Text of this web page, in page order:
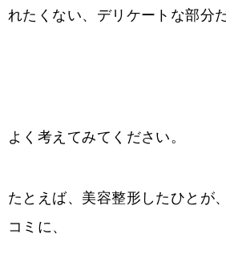
れたくない、デリケートな部分
よく考えてみてください。
たとえば、美容整形したひとが
コミに、